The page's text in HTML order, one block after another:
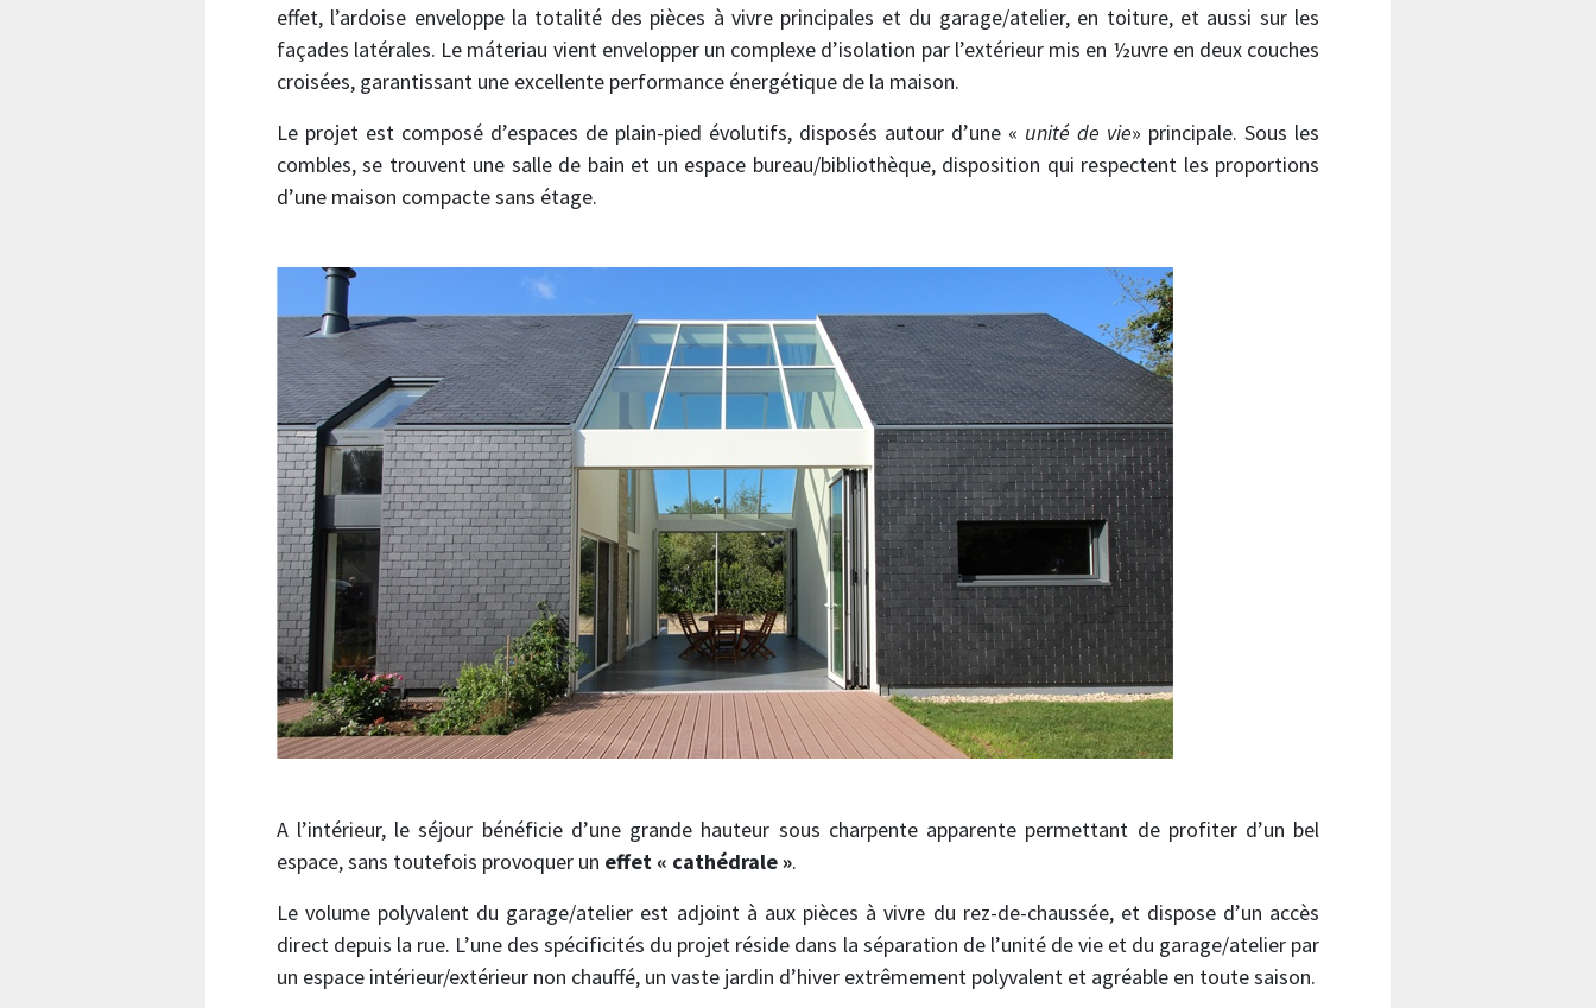
effet, l’ardoise enveloppe la totalité des pièces à vivre principales et du garage/atelier, en toiture, et aussi sur les
façades latérales. Le máteriau vient envelopper un complexe d’isolation par l’extérieur mis en ½uvre en deux couches
croisées, garantissant une excellente performance énergétique de la maison.
Le projet est composé d’espaces de plain-pied évolutifs, disposés autour d’une « unité de vie» principale. Sous les
combles, se trouvent une salle de bain et un espace bureau/bibliothèque, disposition qui respectent les proportions
d’une maison compacte sans étage.
A l’intérieur, le séjour bénéficie d’une grande hauteur sous charpente apparente permettant de profiter d’un bel
espace, sans toutefois provoquer un effet « cathédrale ».
Le volume polyvalent du garage/atelier est adjoint à aux pièces à vivre du rez-de-chaussée, et dispose d’un accès
direct depuis la rue. L’une des spécificités du projet réside dans la séparation de l’unité de vie et du garage/atelier par
un espace intérieur/extérieur non chauffé, un vaste jardin d’hiver extrêmement polyvalent et agréable en toute saison.